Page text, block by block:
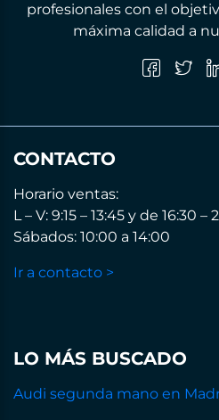
profesionales con el
máxima calidad a
CONTACTO
Horario ventas:
L – V: 9:15 – 13:45 y de 16:30 –
Sábados: 10:00 a 14:00
Ir a contacto >
LO MÁS BUSCADO
Audi segunda mano en